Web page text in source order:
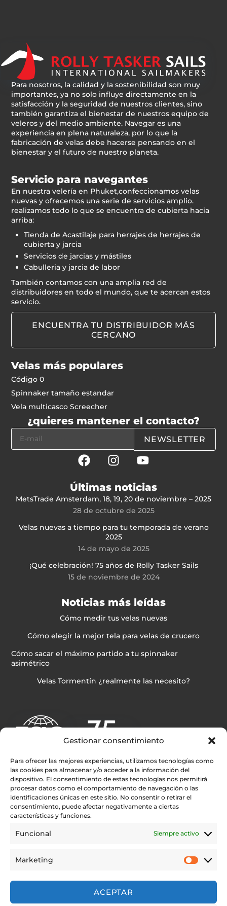
Gestionar consentimiento
Para ofrecer las mejores experiencias, utilizamos tecnologías como
las cookies para almacenar y/o acceder a la información del
dispositivo. El consentimiento de estas tecnologías nos permitirá
procesar datos como el comportamiento de navegación o las
identificaciones únicas en este sitio. No consentir o retirar el
consentimiento, puede afectar negativamente a ciertas
características y funciones.
Funcional Siempre activo
Marketing
ACEPTAR
Para nosotros, la calidad y la sostenibilidad son muy
importantes, ya no solo influye directamente en la
satisfacción y la seguridad de nuestros clientes, sino
también garantiza el bienestar de nuestros equipo de
veleros y del medio ambiente. Navegar es una
experiencia en plena naturaleza, por lo que la
fabricación de velas debe hacerse pensando en el
bienestar y el futuro de nuestro planeta.
Servicio para navegantes
En nuestra velería en Phuket,confeccionamos velas
nuevas y ofrecemos una serie de servicios amplio.
realizamos todo lo que se encuentra de cubierta hacia
arriba:
Tienda de Acastilaje para herrajes de herrajes de
cubierta y jarcia
Servicios de jarcias y mástiles
Cabulleria y jarcia de labor
También contamos con una amplia red de
distribuidores en todo el mundo, que te acercan estos
servicio.
ENCUENTRA TU DISTRIBUIDOR MÁS
CERCANO
Velas más populares
Código 0
Spinnaker tamaño estandar
Vela multicasco Screecher
¿quieres mantener el contacto?
NEWSLETTER
Últimas noticias
MetsTrade Amsterdam, 18, 19, 20 de noviembre – 2025
28 de octubre de 2025
Velas nuevas a tiempo para tu temporada de verano
2025
14 de mayo de 2025
¡Qué celebración! 75 años de Rolly Tasker Sails
15 de noviembre de 2024
Noticias más leídas
Cómo medir tus velas nuevas
Cómo elegir la mejor tela para velas de crucero
Cómo sacar el máximo partido a tu spinnaker
asimétrico
Velas Tormentín ¿realmente las necesito?
Enlaces rápidos
Rolly Tasker Sails
Encuentra tu distribuidor Rolly Tasker Sails en tu Zona
Aviso Legal